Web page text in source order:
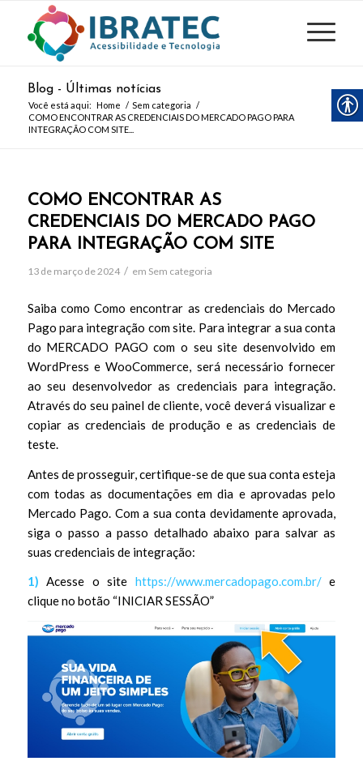
Blog - Últimas notícias
Você está aqui: Home / Sem categoria /
COMO ENCONTRAR AS CREDENCIAIS DO MERCADO PAGO PARA
INTEGRAÇÃO COM SITE...
COMO ENCONTRAR AS
CREDENCIAIS DO MERCADO PAGO
PARA INTEGRAÇÃO COM SITE
13 de março de 2024 / em Sem categoria
Saiba como Como encontrar as credenciais do Mercado
Pago para integração com site. Para integrar a sua conta
do MERCADO PAGO com o seu site desenvolvido em
WordPress e WooCommerce, será necessário fornecer
ao seu desenvolvedor as credenciais para integração.
Através do seu painel de cliente, você deverá visualizar e
copiar as credenciais de produção e as credenciais de
teste.
Antes de prosseguir, certifique-se de que sua conta esteja
com todas as documentações em dia e aprovadas pelo
Mercado Pago. Com a sua conta devidamente aprovada,
siga o passo a passo detalhado abaixo para salvar as
suas credenciais de integração:
1) Acesse o site https://www.mercadopago.com.br/e
clique no botão “INICIAR SESSÃO”